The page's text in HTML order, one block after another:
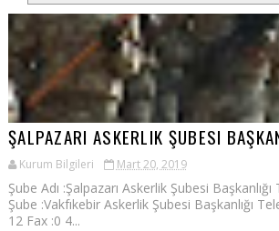
ŞALPAZARI ASKERLIK ŞUBESI
Kurum Bilgileri Mart 20, 2019
Şube Adı :Şalpazarı Askerlik Şubesi
Şube :Vakfıkebir Askerlik Şubesi Başkanlığı
12 Fax :0 4...